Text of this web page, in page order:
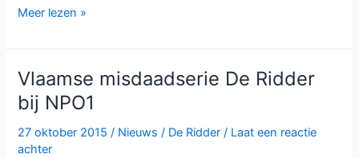
Misdaadreeks
Ridder
seizoen
4
bij
één
Meer lezen »
Vlaamse misdaadserie De Ridder
bij NPO1
27 oktober 2015/ Nieuws / De Ridder / Laat een reactie
achter